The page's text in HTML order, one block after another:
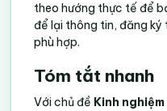
theo hướng thực tế để
để lại thông tin, đăng
phù hợp.
Tóm tắt nhanh
Với chủ đề Kinh